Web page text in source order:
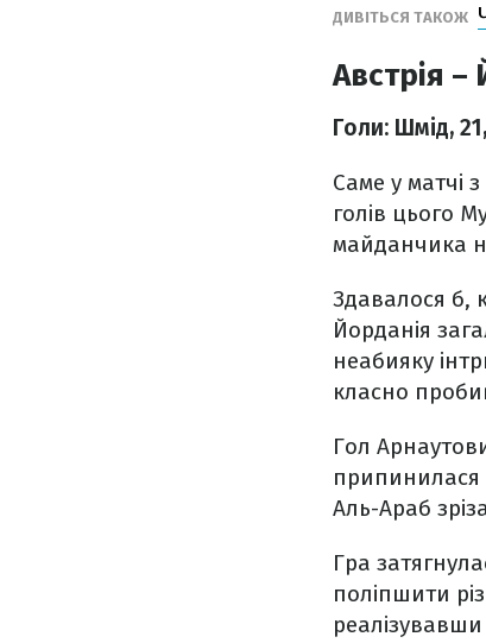
ДИВІТЬСЯ ТАКОЖ
Австрія –
Голи: Шмід,
Саме у матчі
голів цього
майданчика
Здавалося б,
Йорданія
неабияку
класно
Гол
припинилася
Аль-Араб
Гра
поліпшити